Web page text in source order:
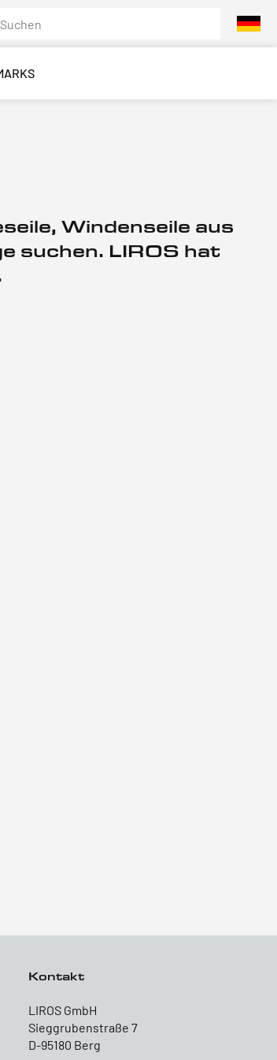
Windenseile aus
suchen. LIROS hat
Kontakt
LIROS GmbH
Sieggrubenstraße 7
D-95180 Berg